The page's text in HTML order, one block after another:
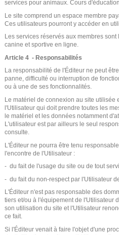
services pour animaux. Cours
Le site comprend un espace membre
Ces utilisateurs pourront y accéder en
Les services réservés aux membres
canine et sportive en ligne.
Article 4 - Responsabilités
La responsabilité de l'Éditeur ne peut
panne, difficulté ou interruption de
ou à une de ses fonctionnalités.
Le matériel de connexion au site utilisée
l'Utilisateur qui doit prendre toutes les
le matériel et les données notamment
L'utilisateur est par ailleurs le seul
consulte.
L'Éditeur ne pourra être tenu
l'encontre de l'Utilisateur :
- du fait de l'usage du site ou de tout
- du fait du non-respect par l'Utilisateur
L'Éditeur n'est pas responsable des
tiers et/ou à l'équipement de l'Utilisateur
son utilisation du site et l'Utilisateur
ce fait.
Si l'Éditeur venait à faire l'objet d'une